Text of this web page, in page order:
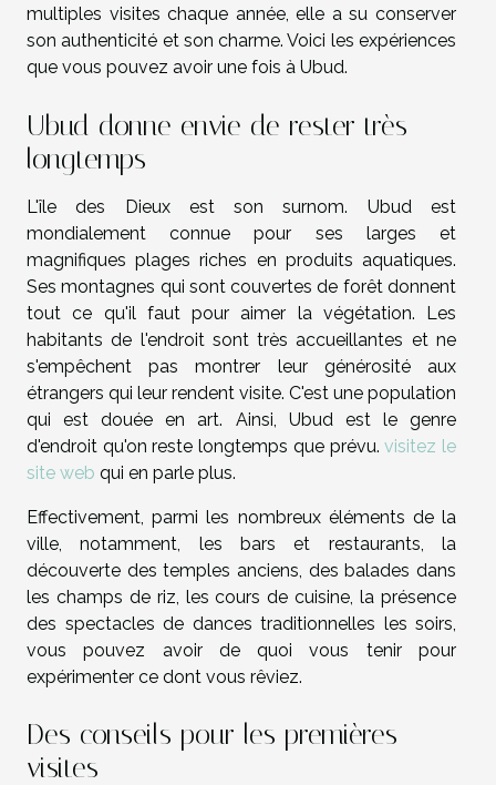
multiples visites chaque année, elle a su conserver
son authenticité et son charme. Voici les expériences
que vous pouvez avoir une fois à Ubud.
Ubud donne envie de rester très
longtemps
L'île des Dieux est son surnom. Ubud est
mondialement connue pour ses larges et
magnifiques plages riches en produits aquatiques.
Ses montagnes qui sont couvertes de forêt donnent
tout ce qu'il faut pour aimer la végétation. Les
habitants de l'endroit sont très accueillantes et ne
s'empêchent pas montrer leur générosité aux
étrangers qui leur rendent visite. C'est une population
qui est douée en art. Ainsi, Ubud est le genre
d'endroit qu'on reste longtemps que prévu.visitez le
site web qui en parle plus.
Effectivement, parmi les nombreux éléments de la
ville, notamment, les bars et restaurants, la
découverte des temples anciens, des balades dans
les champs de riz, les cours de cuisine, la présence
des spectacles de dances traditionnelles les soirs,
vous pouvez avoir de quoi vous tenir pour
expérimenter ce dont vous rêviez.
Des conseils pour les premières
visites